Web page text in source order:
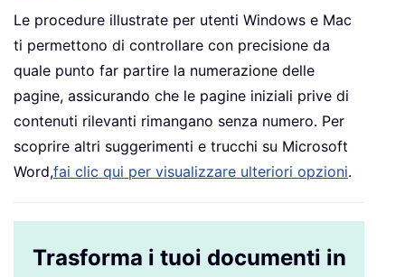
Le procedure illustrate per utenti Windows e Mac
ti permettono di controllare con precisione da
quale punto far partire la numerazione delle
pagine, assicurando che le pagine iniziali prive di
contenuti rilevanti rimangano senza numero. Per
scoprire altri suggerimenti e trucchi su Microsoft
Word,fai clic qui per visualizzare ulteriori opzioni.
Trasforma i tuoi documenti in